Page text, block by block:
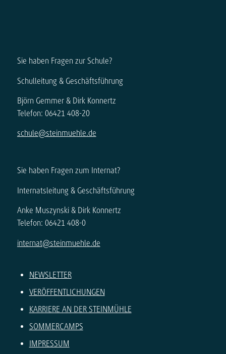
Sie haben Fragen zur Schule?
Schulleitung & Geschäftsführung
Björn Gemmer & Dirk Konnertz
Telefon: 06421 408-20
schule@steinmuehle.de
Sie haben Fragen zum Internat?
Internatsleitung & Geschäftsführung
Anke Muszynski & Dirk Konnertz
Telefon: 06421 408-0
internat@steinmuehle.de
NEWSLETTER
VERÖFFENTLICHUNGEN
KARRIERE AN DER STEINMÜHLE
SOMMERCAMPS
IMPRESSUM